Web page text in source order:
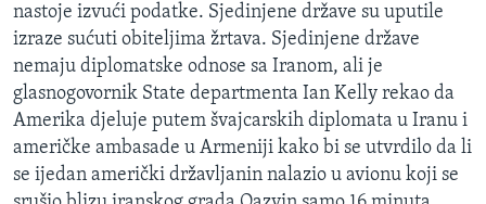
O GLASU AMERIKE
Learning English
nastoje izvući podatke. Sjedinjene države su uputile
izraze sućuti obiteljima žrtava. Sjedinjene države
nemaju diplomatske odnose sa Iranom, ali je
glasnogovornik State departmenta Ian Kelly rekao da
Amerika djeluje putem švajcarskih diplomata u Iranu i
američke ambasade u Armeniji kako bi se utvrdilo da li
se ijedan američki državljanin nalazio u avionu koji se